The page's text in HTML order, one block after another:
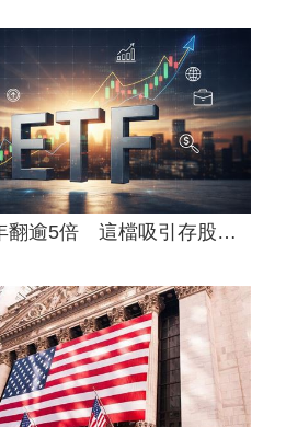
定投10年翻逾5倍 這檔吸引存股族卡位！